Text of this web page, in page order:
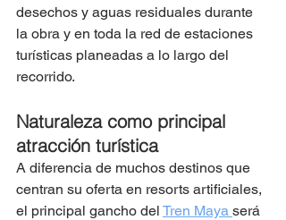
desechos y aguas residuales durante
la obra y en toda la red de estaciones
turísticas planeadas a lo largo del
recorrido.
Naturaleza como principal
atracción turística
A diferencia de muchos destinos que
centran su oferta en resorts artificiales,
el principal gancho del Tren Maya será